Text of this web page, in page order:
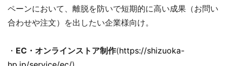
ペーンにおいて、離脱を防いで短期的に高い成果（お問い
合わせや注文）を出したい企業様向け。
・ EC・オンラインストア制作(https://shizuoka-